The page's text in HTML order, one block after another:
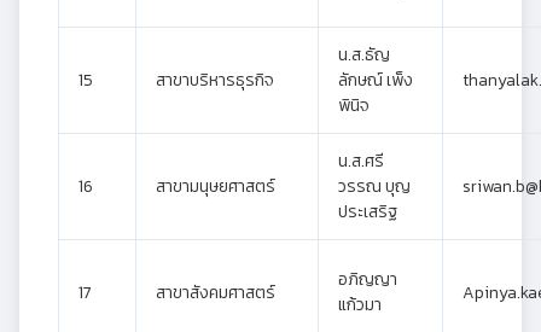
15 สาขาบริหารธุรกิจ
น.ส.ธัญ
ลักษณ์ เพ็ง
พินิจ
16 สาขามนุษยศาสตร์
น.ส.ศรี
วรรณ บุญ
ประเสริฐ
17 สาขาสังคมศาสตร์
อภิญญา
แก้วมา